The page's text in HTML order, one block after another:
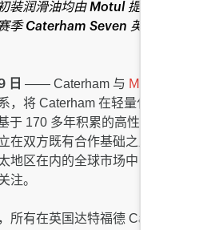
装润滑油均由 Motul 提供
季 Caterham Seven 英国锦标赛
日 —— Caterham 与 Motul
，将 Caterham 在轻量化跑车领域
于 170 多年积累的高性能润滑技
在双方既有合作基础之上，并进一
地区在内的全球市场中，对工程可
注。
所有在英国达特福德 Caterham 总